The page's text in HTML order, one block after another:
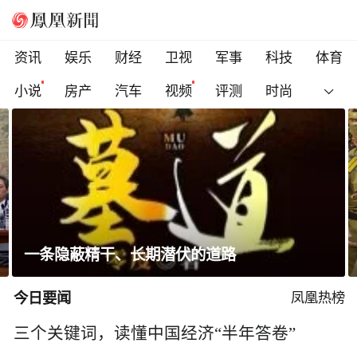
资讯 娱乐 财经 卫视 军事 科技
体育
小说
房产 汽车 视频 评测 时尚
金正恩会见参战老兵和战时立功者
今日要闻 凤凰热榜
三个关键词，读懂中国经济“半年答卷”